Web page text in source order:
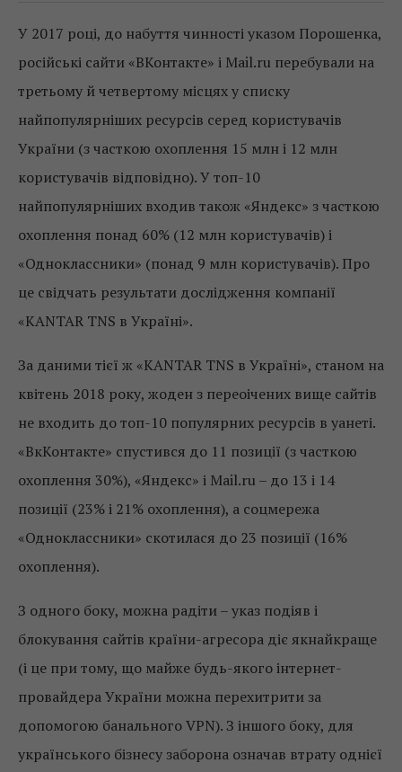
У 2017 році, до набуття чинності указом Порошенка,
російські сайти «ВКонтакте» і Mail.ru перебували на
третьому й четвертому місцях у списку
найпопулярніших ресурсів серед користувачів
України (з часткою охоплення 15 млн і 12 млн
користувачів відповідно). У топ-10
найпопулярніших входив також «Яндекс» з часткою
охоплення понад 60% (12 млн користувачів) і
«Одноклассники» (понад 9 млн користувачів). Про
це свідчать результати дослідження компанії
«KANTAR TNS в Україні».
За даними тієї ж «KANTAR TNS в Україні», станом на
квітень 2018 року, жоден з переоічених вище сайтів
не входить до топ-10 популярних ресурсів в уанеті.
«ВкКонтакте» спустився до 11 позиції (з часткою
охоплення 30%), «Яндекс» і Mail.ru – до 13 і 14
позиції (23% і 21% охоплення), а соцмережа
«Одноклассники» скотилася до 23 позиції (16%
охоплення).
З одного боку, можна радіти – указ подіяв і
блокування сайтів країни-агресора діє якнайкраще
(і це при тому, що майже будь-якого інтернет-
провайдера України можна перехитрити за
допомогою банального VPN). З іншого боку, для
українського бізнесу заборона означав втрату однієї